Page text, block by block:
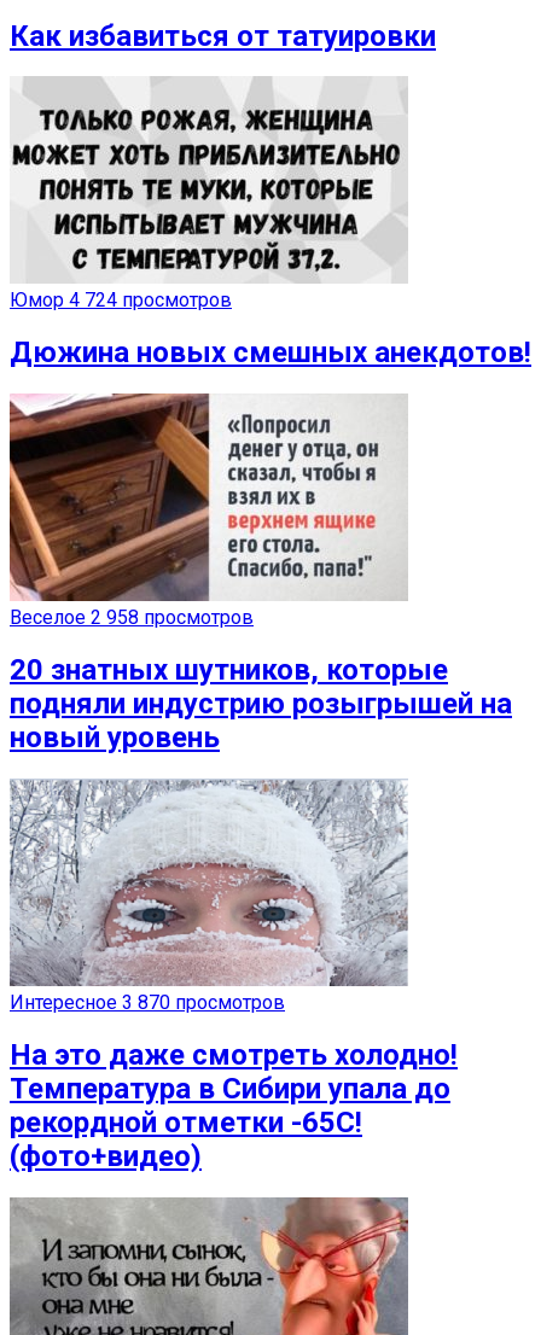
Как избавиться от татуировки
Юмор 4 724 просмотров
Дюжина новых смешных анекдотов!
Веселое 2 958 просмотров
20 знатных шутников, которые
подняли индустрию розыгрышей на
новый уровень
Интересное 3 870 просмотров
На это даже смотреть холодно!
Температура в Сибири упала до
рекордной отметки -65C!
(фото+видео)